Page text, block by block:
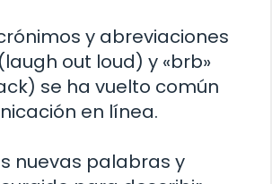
y abreviaciones
out loud) y «brb»
se ha vuelto común
en línea.
nuevas palabras y